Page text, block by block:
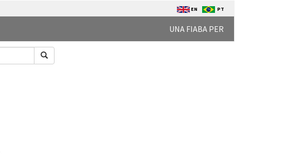
EN PT
UNA FIABA PER